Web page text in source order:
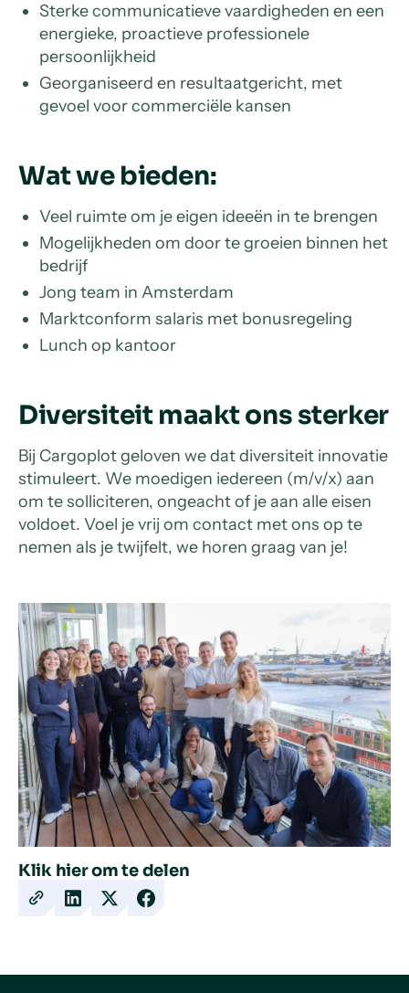
Sterke communicatieve vaardigheden en een
energieke, proactieve professionele
persoonlijkheid
Georganiseerd en resultaatgericht, met
gevoel voor commerciële kansen
Wat we bieden:
Veel ruimte om je eigen ideeën in te brengen
Mogelijkheden om door te groeien binnen het
bedrijf
Jong team in Amsterdam
Marktconform salaris met bonusregeling
Lunch op kantoor
Diversiteit maakt ons sterker
Bij Cargoplot geloven we dat diversiteit innovatie
stimuleert. We moedigen iedereen (m/v/x) aan
om te solliciteren, ongeacht of je aan alle eisen
voldoet. Voel je vrij om contact met ons op te
nemen als je twijfelt, we horen graag van je!
Klik hier om te delen
CopyShareShareShare